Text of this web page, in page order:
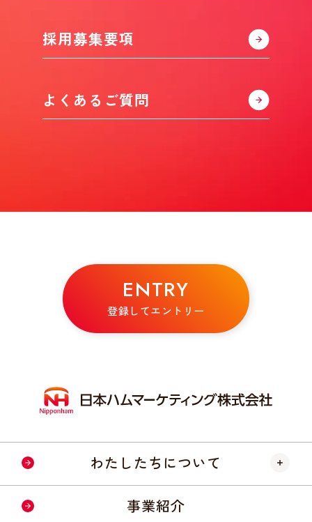
採用募集要項
よくあるご質問
ENTRY
登録してエントリー
わたしたちについて
会社情報・事業所
事業紹介